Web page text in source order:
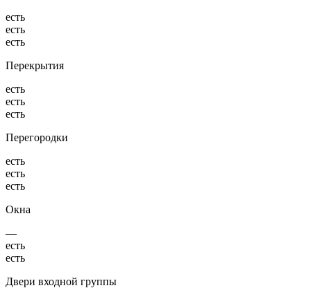
есть
есть
есть
Перекрытия
есть
есть
есть
Перегородки
есть
есть
есть
Окна
—
есть
есть
Двери входной группы